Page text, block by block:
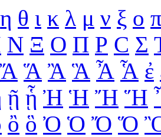
η θ ι κ λ μ ν ξ ο
Ν Ξ Ο Π Ρ C Σ
Ἄ Ἅ Ἂ Ἃ Ἆ Ἇ ἐ
ῇ ᾗ Ἠ Ἡ Ἤ Ἥ
ὂ ὃ Ὀ Ὁ Ὄ Ὅ